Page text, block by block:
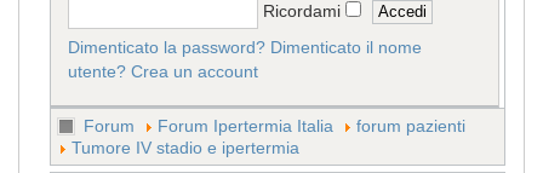
Ricordami
Dimenticato la password? Dimenticato il nome
utente? Crea un account
Forum Forum Ipertermia Italia
forum pazienti
Tumore IV stadio e ipertermia